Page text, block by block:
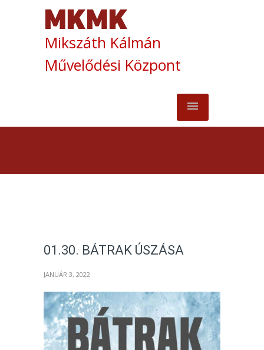
Mikszáth Kálmán
Művelődési Központ
01.30. BÁTRAK ÚSZÁSA
JANUÁR 3, 2022